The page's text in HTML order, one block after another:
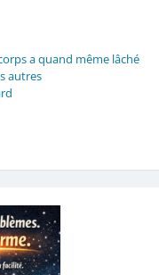
a quand même lâché
autres